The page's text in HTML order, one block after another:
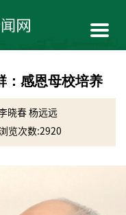
：感恩母校培养
晓春 杨远远
览次数:2920